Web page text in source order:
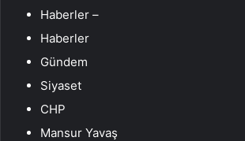
Haberler –
Haberler
Gündem
Siyaset
CHP
Mansur Yavaş